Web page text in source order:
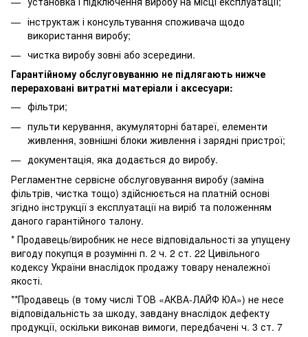
інструктаж і консультування споживача щодо
використання виробу;
чистка виробу зовні або зсередини.
Гарантійному обслуговуванню не підлягають нижче
перераховані витратні матеріали і аксесуари:
фільтри;
пульти керування, акумуляторні батареї, елементи
живлення, зовнішні блоки живлення і зарядні пристрої;
документація, яка додається до виробу.
Регламентне сервісне обслуговування виробу (заміна
фільтрів, чистка тощо) здійснюється на платній основі
згідно інструкції з експлуатації на виріб та положенням
даного гарантійного талону.
* Продавець/виробник не несе відповідальності за упущену
вигоду покупця в розумінні п. 2 ч. 2 ст. 22 Цивільного
кодексу України внаслідок продажу товару неналежної
якості.
**Продавець (в тому числі ТОВ «АКВА-ЛАЙФ ЮА») не несе
відповідальність за шкоду, завдану внаслідок дефекту
продукції, оскільки виконав вимоги, передбачені ч. 3 ст. 7